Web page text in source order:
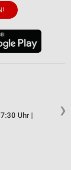
❯
Uhr |